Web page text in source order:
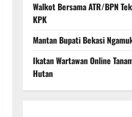
Walkot Bersama ATR/BPN
KPK
Mantan Bupati Bekasi
Ikatan Wartawan Online
Hutan